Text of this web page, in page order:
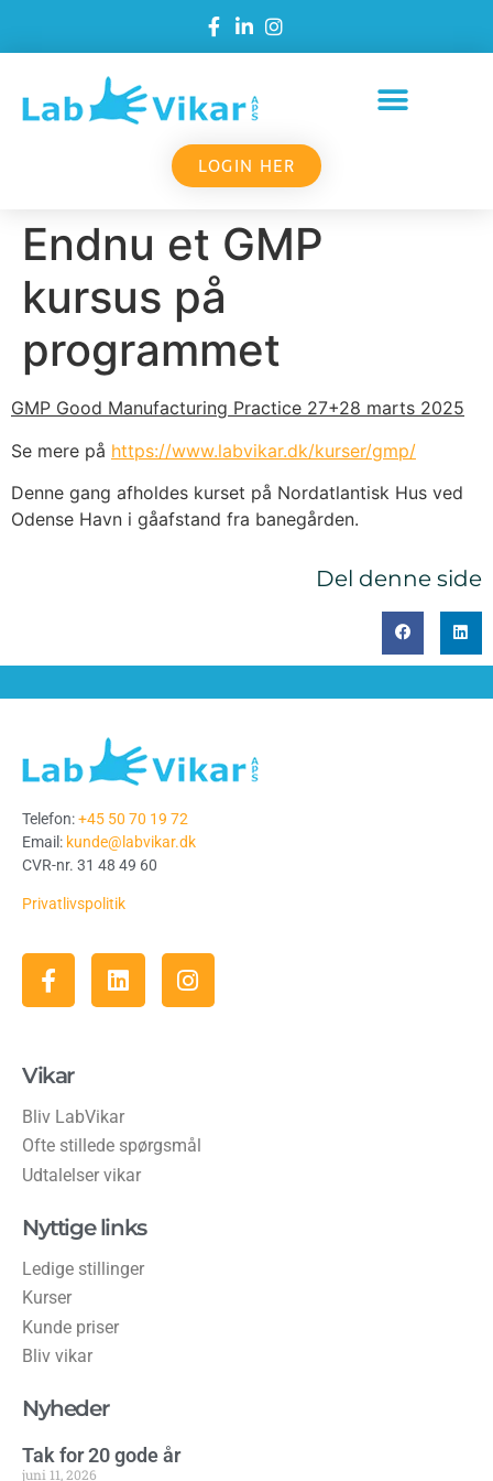
LOGIN HER
Endnu et GMP
kursus på
programmet
GMP Good Manufacturing Practice 27+28 marts 2025
Se mere på https://www.labvikar.dk/kurser/gmp/
Denne gang afholdes kurset på Nordatlantisk Hus ved
Odense Havn i gåafstand fra banegården.
Del denne side
Telefon:+45 50 70 19 72
Email: kunde@labvikar.dk
CVR-nr. 31 48 49 60
Privatlivspolitik
Vikar
Bliv LabVikar
Ofte stillede spørgsmål
Udtalelser vikar
Nyttige links
Ledige stillinger
Kurser
Kunde priser
Bliv vikar
Nyheder
Tak for 20 gode år
juni 11, 2026